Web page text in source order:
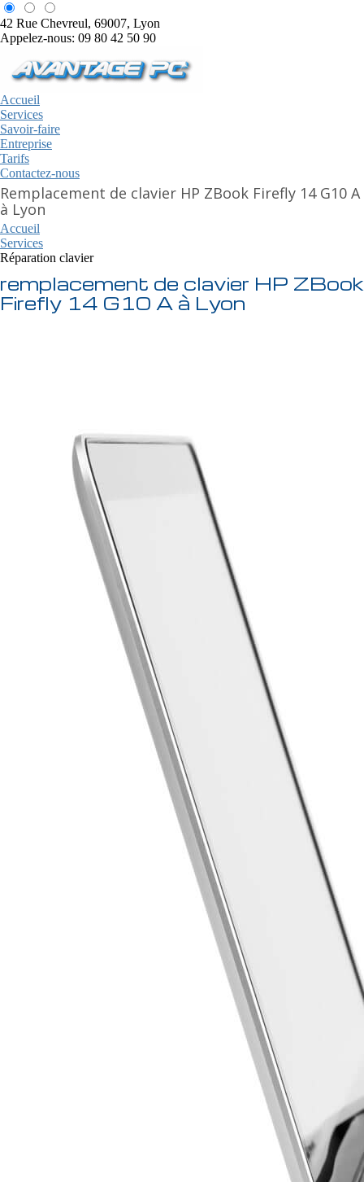
42 Rue Chevreul, 69007, Lyon
Appelez-nous: 09 80 42 50 90
Accueil
Services
Savoir-faire
Entreprise
Tarifs
Contactez-nous
Remplacement de clavier HP ZBook Firefly 14 G10 A
à Lyon
Accueil
Services
Réparation clavier
remplacement de clavier HP ZBook
Firefly 14 G10 A à Lyon